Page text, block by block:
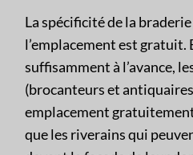
La spécificité de la
l’emplacement est gratuit.
suffisamment à l’avance,
(brocanteurs et
emplacement
que les riverains qui